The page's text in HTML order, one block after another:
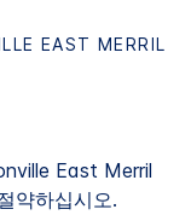
EAST MERRIL
East Merril
약하십시오.